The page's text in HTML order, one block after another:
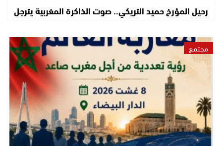
رحيل المؤرخ حميد التريكي.. صوت الذاكرة المغربية يترجل
مجتمع